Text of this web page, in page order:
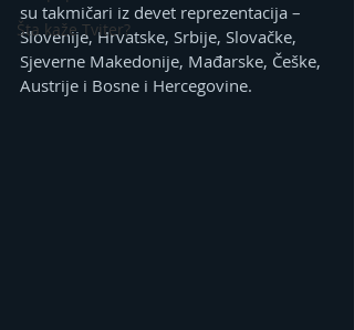
Šta kaže Tviter?
su takmičari iz devet reprezentacija –
Slovenije, Hrvatske, Srbije, Slovačke,
Sjeverne Makedonije, Mađarske, Češke,
Austrije i Bosne i Hercegovine.